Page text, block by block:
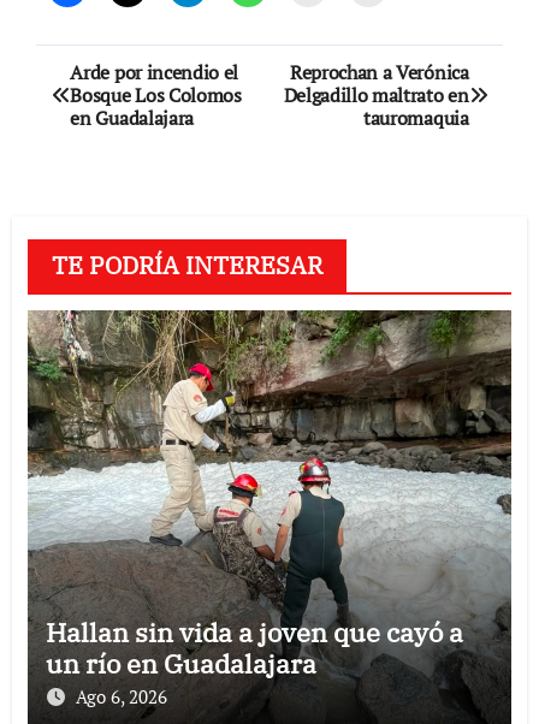
Navegación
de
Arde por incendio el
Bosque Los Colomos
en Guadalajara
Reprochan a Verónica
Delgadillo maltrato en
tauromaquia
TE PODRÍA INTERESAR
Hallan sin vida a joven que cayó a
un río en Guadalajara
Ago 6, 2026